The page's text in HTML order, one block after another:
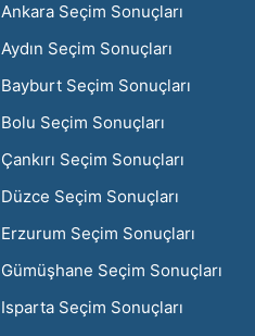
Ankara Seçim Sonuçları
Aydın Seçim Sonuçları
Bayburt Seçim Sonuçları
Bolu Seçim Sonuçları
Çankırı Seçim Sonuçları
Düzce Seçim Sonuçları
Erzurum Seçim Sonuçları
Gümüşhane Seçim Sonuçları
Isparta Seçim Sonuçları